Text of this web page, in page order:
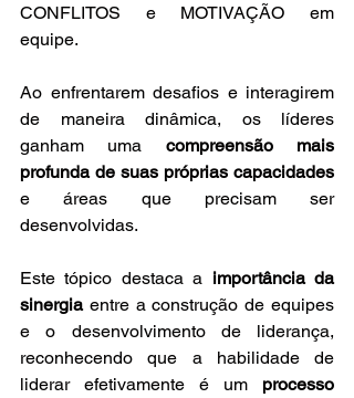
CONFLITOS e MOTIVAÇÃO em
equipe.
Ao enfrentarem desafios e interagirem
de maneira dinâmica, os líderes
ganham uma compreensão mais
profunda de suas próprias capacidades
e áreas que precisam ser
desenvolvidas.
Este tópico destaca a importância da
sinergia entre a construção de equipes
e o desenvolvimento de liderança,
reconhecendo que a habilidade de
liderar efetivamente é um processo